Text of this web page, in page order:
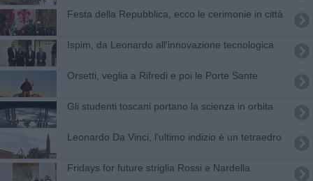
Festa della Repubblica, ecco le cerimonie in città
Ispim, da Leonardo all'innovazione tecnologica
Orsetti, veglia a Rifredi e poi le Porte Sante
Gli studenti toscani portano la scienza in orbita
Leonardo Da Vinci, l'ultimo indizio è un tetraedro
Fridays for future striglia Rossi e Nardella